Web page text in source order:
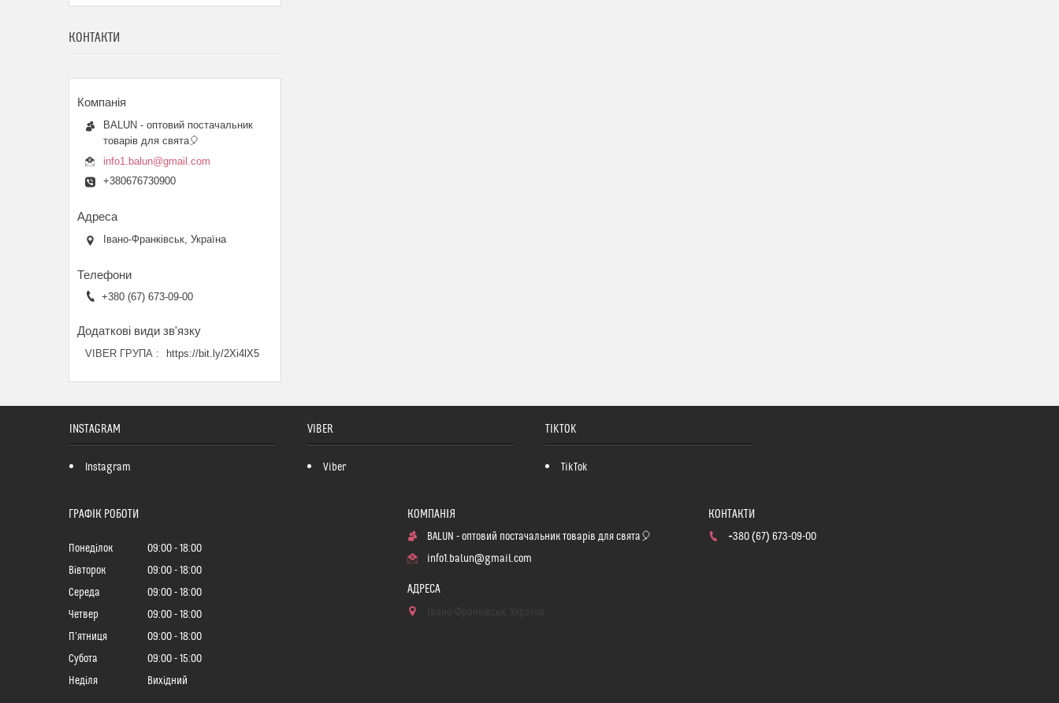
КОНТАКТИ
BALUN - оптовий постачальник
товарів для свята🎈
info1.balun@gmail.com
+380676730900
Івано-Франківськ, Україна
+380 (67) 673-09-00
VIBER ГРУПА https://bit.ly/2Xi4lX5
INSTAGRAM
Instagram
VIBER
Viber
TIKTOK
TikTok
ГРАФІК РОБОТИ
Понеділок 09:00
18:00
Вівторок
09:00
18:00
Середа
09:00
18:00
Четвер
09:00
18:00
Пʼятниця
09:00
18:00
Субота
09:00
15:00
Неділя
Вихідний
BALUN - оптовий постачальник товарів для свята🎈
info1.balun@gmail.com
+380 (67) 673-09-00